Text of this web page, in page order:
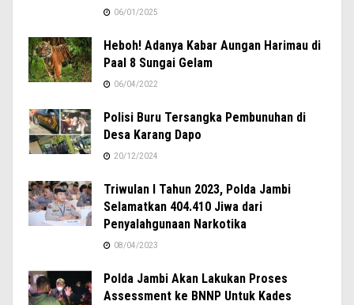
06/01/2025
Heboh! Adanya Kabar Aungan Harimau di
Paal 8 Sungai Gelam
06/04/2022
Polisi Buru Tersangka Pembunuhan di
Desa Karang Dapo
20/12/2024
Triwulan I Tahun 2023, Polda Jambi
Selamatkan 404.410 Jiwa dari
Penyalahgunaan Narkotika
08/04/2023
Polda Jambi Akan Lakukan Proses
Assessment ke BNNP Untuk Kades